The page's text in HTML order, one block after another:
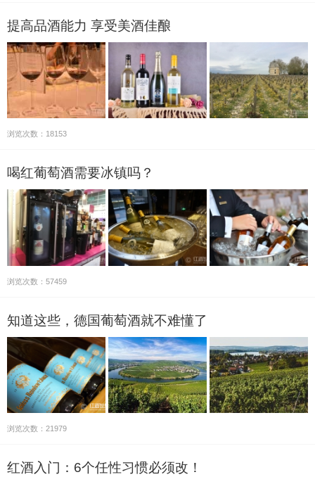
提高品酒能力 享受美酒佳酿
浏览次数：18153
喝红葡萄酒需要冰镇吗？
浏览次数：57459
知道这些，德国葡萄酒就不难懂了
浏览次数：21979
红酒入门：6个任性习惯必须改！